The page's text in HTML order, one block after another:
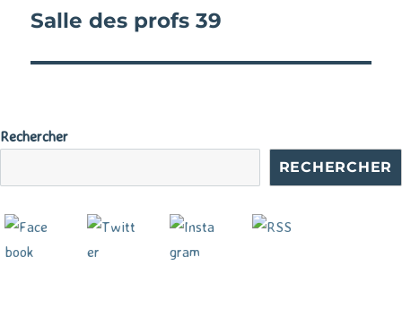
Publication
Salle des profs 39
Rechercher
RECHERCHER